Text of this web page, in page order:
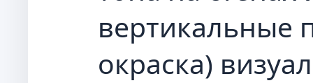
вертикальные
окраска)